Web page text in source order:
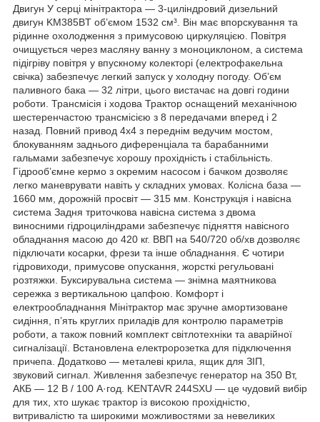
Двигун У серці мінітрактора — 3-циліндровий дизельний
двигун KM385BT об’ємом 1532 см³. Він має впорскування та
рідинне охолодження з примусовою циркуляцією. Повітря
очищується через масляну ванну з моноциклоном, а система
підігріву повітря у впускному колекторі (електрофакельна
свічка) забезпечує легкий запуск у холодну погоду. Об’єм
паливного бака — 32 літри, цього вистачає на довгі години
роботи. Трансмісія і ходова Трактор оснащений механічною
шестеренчастою трансмісією з 8 передачами вперед і 2
назад. Повний привод 4х4 з переднім ведучим мостом,
блокуванням заднього диференціала та барабанними
гальмами забезпечує хорошу прохідність і стабільність.
Гідрооб’ємне кермо з окремим насосом і бачком дозволяє
легко маневрувати навіть у складних умовах. Колісна база —
1660 мм, дорожній просвіт — 315 мм. Конструкція і навісна
система Задня триточкова навісна система з двома
виносними гідроциліндрами забезпечує підняття навісного
обладнання масою до 420 кг. ВВП на 540/720 об/хв дозволяє
підключати косарки, фрези та інше обладнання. Є чотири
гідровиходи, примусове опускання, жорсткі регульовані
розтяжки. Буксирувальна система — знімна маятникова
сережка з вертикальною цапфою. Комфорт і
електрообладнання Мінітрактор має зручне амортизоване
сидіння, п’ять круглих приладів для контролю параметрів
роботи, а також повний комплект світлотехніки та аварійної
сигналізації. Встановлена електророзетка для підключення
причепа. Додатково — металеві крила, ящик для ЗІП,
звуковий сигнал. Живлення забезпечує генератор на 350 Вт,
АКБ — 12 В / 100 А·год. KENTAVR 244SXU — це чудовий вибір
для тих, хто шукає трактор із високою прохідністю,
витривалістю та широкими можливостями за невеликих